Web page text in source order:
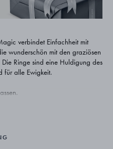
verbindet Einfachheit mit
wunderschön mit den graziösen
Ringe sind eine Huldigung des
für alle Ewigkeit.